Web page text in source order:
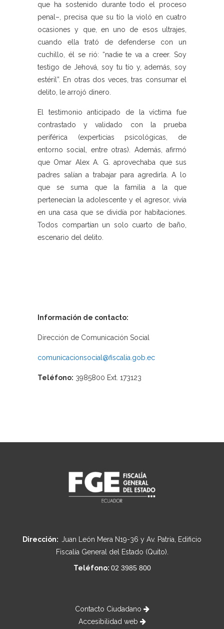
que ha sostenido durante todo el proceso
penal–, precisa que su tío la violó en cuatro
ocasiones y que, en uno de esos ultrajes,
cuando ella trató de defenderse con un
cuchillo, él se rió: “nadie te va a creer. Soy
testigo de Jehová, soy tu tío y, además, soy
estéril”. En otras dos veces, tras consumar el
delito, le arrojó dinero.
El testimonio anticipado de la víctima fue
contrastado y validado con la prueba
periférica (experticias psicológicas, de
entorno social, entre otras). Además, afirmó
que Omar Alex A. G. aprovechaba que sus
padres salían a trabajar para agredirla. A lo
que se suma que la familia a la que
pertenecían la adolescente y el agresor, vivía
en una casa que se dividía por habitaciones.
Todos compartían un solo cuarto de baño,
escenario del delito.
Información de contacto:
Dirección de Comunicación Social
comunicacionsocial@fiscalia.gob.ec
Teléfono: 3985800 Ext. 173123
Dirección: Juan León Mera N19-36 y Av. Patria, Edificio
Fiscalía General del Estado (Quito).
Teléfono: 02 3985 800
Contacto Ciudadano
Accesibilidad web